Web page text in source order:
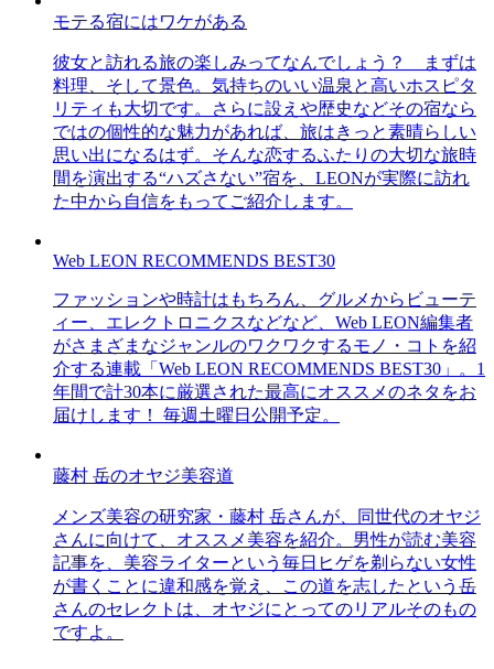
モテる宿にはワケがある
彼女と訪れる旅の楽しみってなんでしょう？ まずは
料理、そして景色。気持ちのいい温泉と高いホスピタ
リティも大切です。さらに設えや歴史などその宿なら
ではの個性的な魅力があれば、旅はきっと素晴らしい
思い出になるはず。そんな恋するふたりの大切な旅時
間を演出する“ハズさない”宿を、LEONが実際に訪れ
た中から自信をもってご紹介します。
Web LEON RECOMMENDS BEST30
ファッションや時計はもちろん、グルメからビューテ
ィー、エレクトロニクスなどなど、Web LEON編集者
がさまざまなジャンルのワクワクするモノ・コトを紹
介する連載「Web LEON RECOMMENDS BEST30」。1
年間で計30本に厳選された最高にオススメのネタをお
届けします！ 毎週土曜日公開予定。
藤村 岳のオヤジ美容道
メンズ美容の研究家・藤村 岳さんが、同世代のオヤジ
さんに向けて、オススメ美容を紹介。男性が読む美容
記事を、美容ライターという毎日ヒゲを剃らない女性
が書くことに違和感を覚え、この道を志したという岳
さんのセレクトは、オヤジにとってのリアルそのもの
ですよ。